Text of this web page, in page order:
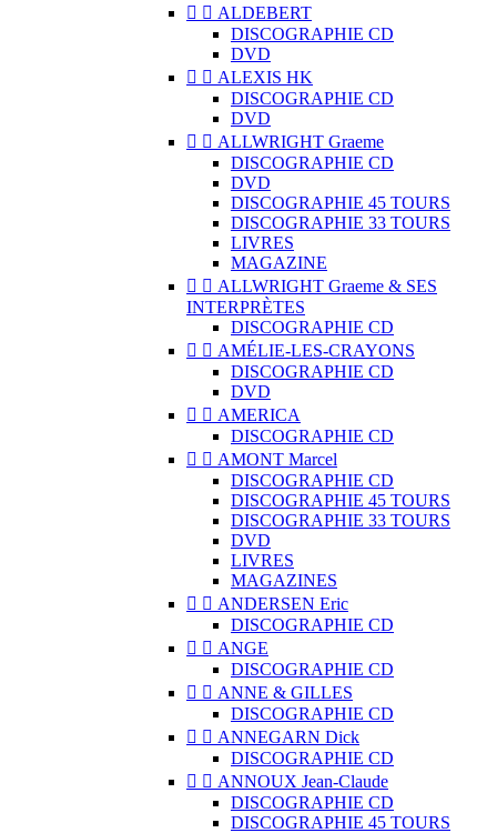
  ALDEBERT
DISCOGRAPHIE CD
DVD
  ALEXIS HK
DISCOGRAPHIE CD
DVD
  ALLWRIGHT Graeme
DISCOGRAPHIE CD
DVD
DISCOGRAPHIE 45 TOURS
DISCOGRAPHIE 33 TOURS
LIVRES
MAGAZINE
  ALLWRIGHT Graeme & SES
INTERPRÈTES
DISCOGRAPHIE CD
  AMÉLIE-LES-CRAYONS
DISCOGRAPHIE CD
DVD
  AMERICA
DISCOGRAPHIE CD
  AMONT Marcel
DISCOGRAPHIE CD
DISCOGRAPHIE 45 TOURS
DISCOGRAPHIE 33 TOURS
DVD
LIVRES
MAGAZINES
  ANDERSEN Eric
DISCOGRAPHIE CD
  ANGE
DISCOGRAPHIE CD
  ANNE & GILLES
DISCOGRAPHIE CD
  ANNEGARN Dick
DISCOGRAPHIE CD
  ANNOUX Jean-Claude
DISCOGRAPHIE CD
DISCOGRAPHIE 45 TOURS